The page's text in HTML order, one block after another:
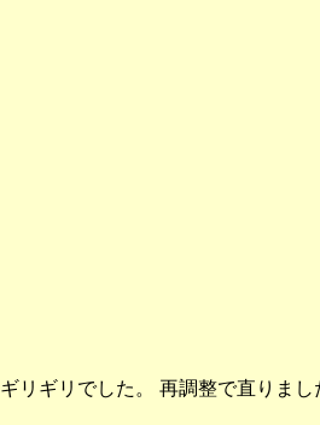
リギリでした。 再調整で直りまし